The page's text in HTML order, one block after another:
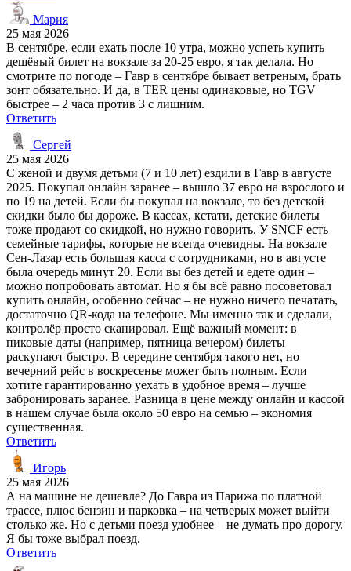
Мария
25 мая 2026
В сентябре, если ехать после 10 утра, можно успеть купить
дешёвый билет на вокзале за 20-25 евро, я так делала. Но
смотрите по погоде – Гавр в сентябре бывает ветреным, брать
зонт обязательно. И да, в TER цены одинаковые, но TGV
быстрее – 2 часа против 3 с лишним.
Ответить
Сергей
25 мая 2026
С женой и двумя детьми (7 и 10 лет) ездили в Гавр в августе
2025. Покупал онлайн заранее – вышло 37 евро на взрослого и
по 19 на детей. Если бы покупал на вокзале, то без детской
скидки было бы дороже. В кассах, кстати, детские билеты
тоже продают со скидкой, но нужно говорить. У SNCF есть
семейные тарифы, которые не всегда очевидны. На вокзале
Сен-Лазар есть большая касса с сотрудниками, но в августе
была очередь минут 20. Если вы без детей и едете один –
можно попробовать автомат. Но я бы всё равно посоветовал
купить онлайн, особенно сейчас – не нужно ничего печатать,
достаточно QR-кода на телефоне. Мы именно так и сделали,
контролёр просто сканировал. Ещё важный момент: в
пиковые даты (например, пятница вечером) билеты
раскупают быстро. В середине сентября такого нет, но
вечерний рейс в воскресенье может быть полным. Если
хотите гарантированно уехать в удобное время – лучше
забронировать заранее. Разница в цене между онлайн и кассой
в нашем случае была около 50 евро на семью – экономия
существенная.
Ответить
Игорь
25 мая 2026
А на машине не дешевле? До Гавра из Парижа по платной
трассе, плюс бензин и парковка – на четверых может выйти
столько же. Но с детьми поезд удобнее – не думать про дорогу.
Я бы тоже выбрал поезд.
Ответить